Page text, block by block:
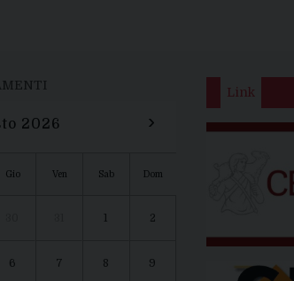
2026 ›
Gio Ven Sab Dom
2
6 7 8 9
Link